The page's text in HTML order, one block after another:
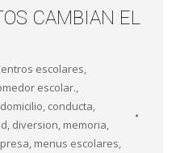
CAMBIAN EL
escolares
escolar.
conducta
diversion memoria
menus escolares